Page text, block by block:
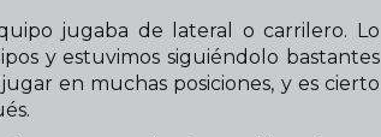
jugaba de lateral o carrilero. Lo
y estuvimos siguiéndolo bastantes
en muchas posiciones, y es cierto